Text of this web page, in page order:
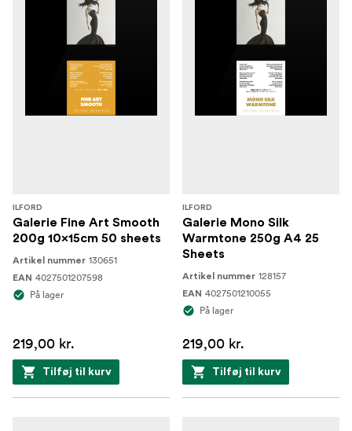
ILFORD
Galerie Fine Art Smooth
200g 10x15cm 50 sheets
Artikel nummer 130651
EAN 4027501207598
På lager
219,00 kr.
Tilføj til kurv
ILFORD
Galerie Mono Silk
Warmtone 250g A4 25
Sheets
Artikel nummer 128157
EAN 4027501210055
På lager
219,00 kr.
Tilføj til kurv